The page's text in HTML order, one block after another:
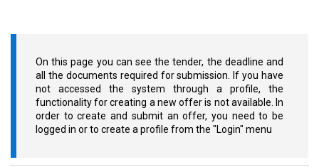
On this page you can see the tender, the deadline and
all the documents required for submission. If you have
not accessed the system through a profile, the
functionality for creating a new offer is not available. In
order to create and submit an offer, you need to be
logged in or to create a profile from the "Login" menu